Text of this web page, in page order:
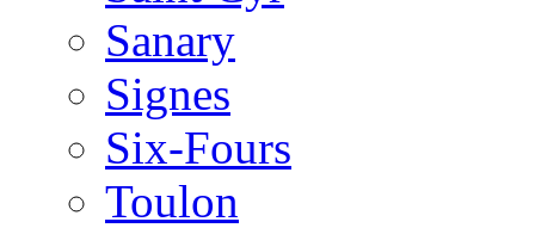
Sanary
Signes
Six-Fours
Toulon